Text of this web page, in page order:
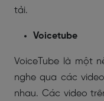
tải.
Voicetube
VoiceTube là một
nghe qua các
nhau. Các video